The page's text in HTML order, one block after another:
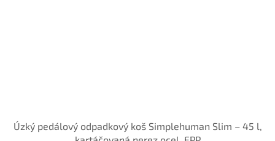
Úzký pedálový odpadkový koš Simplehuman Slim – 45 l,